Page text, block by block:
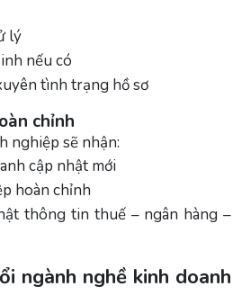
lý
nếu có
tình trạng hồ sơ
chỉnh
nghiệp sẽ nhận:
cập nhật mới
hoàn chỉnh
thông tin thuế – ngân hàng –
ngành nghề kinh doanh